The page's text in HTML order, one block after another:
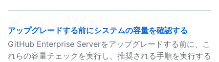
アップグレードする前にシステムの容量を確認する
GitHub Enterprise Serverをアップグレードする前に、こ
れらの容量チェックを実行し、推奨される手順を実行する